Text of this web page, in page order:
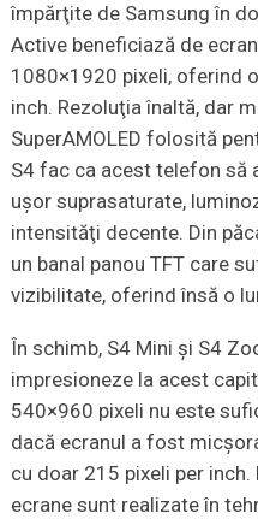
împărţite de Samsung în
Active beneficiază de
1080×1920 pixeli, oferind
inch. Rezoluţia înaltă, dar
SuperAMOLED folosită
S4 fac ca acest telefon să
uşor suprasaturate,
intensităţi decente. Din
un banal panou TFT care
vizibilitate, oferind însă o
În schimb, S4 Mini şi S4
impresioneze la acest
540×960 pixeli nu este
dacă ecranul a fost
cu doar 215 pixeli per
ecrane sunt realizate în